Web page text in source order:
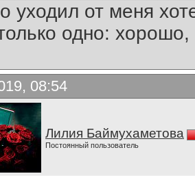
уходил от меня
одно:
08:54
Лилия Баймухаметова
Постоянный пользователь